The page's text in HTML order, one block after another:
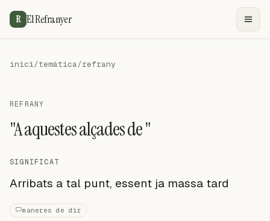
R El Refranyer
inici/temàtica/refrany
REFRANY
"A aquestes alçades de "
SIGNIFICAT
Arribats a tal punt, essent ja massa tard
maneres de dir